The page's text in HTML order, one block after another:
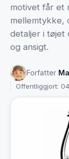
motivet får et
mellemtykke,
detaljer i tøjet
og ansigt.
Forfatter
Offentliggjort: